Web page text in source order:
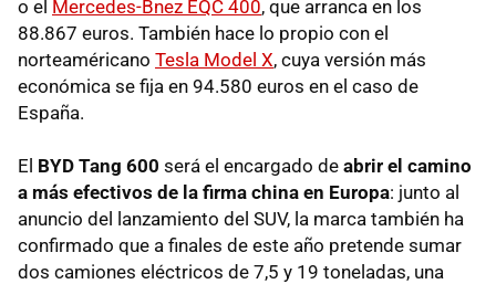
o el Mercedes-Bnez EQC 400, que arranca en los
88.867 euros. También hace lo propio con el
norteaméricano Tesla Model X, cuya versión más
económica se fija en 94.580 euros en el caso de
España.
El BYD Tang 600 será el encargado de abrir el camino
a más efectivos de la firma china en Europa: junto al
anuncio del lanzamiento del SUV, la marca también ha
confirmado que a finales de este año pretende sumar
dos camiones eléctricos de 7,5 y 19 toneladas, una